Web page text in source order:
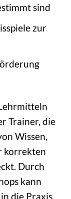
sind
zur
Trainer, die
Wissen,
korrekten
Durch
kann
die Praxis